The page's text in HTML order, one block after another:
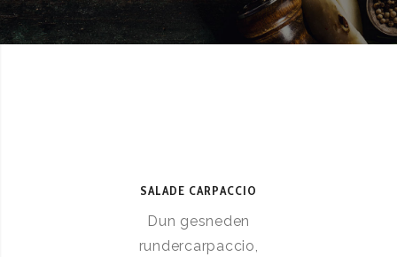
SALADE CARPACCIO
Dun gesneden
rundercarpaccio,